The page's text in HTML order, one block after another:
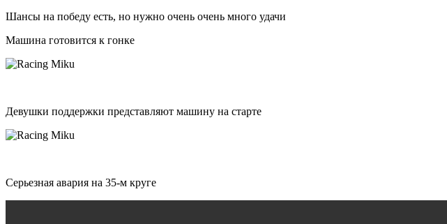
Шансы на победу есть, но нужно очень очень много удачи
Машина готовится к гонке
Девушки поддержки представляют машину на старте
Серьезная авария на 35-м круге